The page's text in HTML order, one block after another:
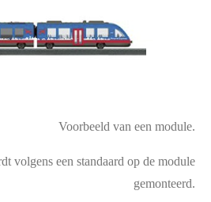
Voorbeeld van een module.
volgens een standaard op de module
gemonteerd.